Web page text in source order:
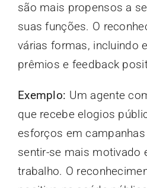
são mais propensos a
suas funções. O
várias formas, incluindo
prêmios e feedback
Exemplo: Um agente
que recebe elogios
esforços em
sentir-se mais motivado
trabalho. O